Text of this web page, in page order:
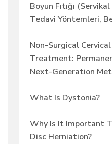
Boyun Fıtığı
Tedavi Yöntemleri,
Non-Surgical
Treatment:
Next-Generation
What Is Dystonia?
Why Is It Important
Disc Herniation?